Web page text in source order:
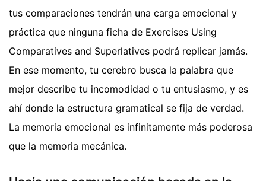
tus comparaciones tendrán una carga emocional y
práctica que ninguna ficha de Exercises Using
Comparatives and Superlatives podrá replicar jamás.
En ese momento, tu cerebro busca la palabra que
mejor describe tu incomodidad o tu entusiasmo, y es
ahí donde la estructura gramatical se fija de verdad.
La memoria emocional es infinitamente más poderosa
que la memoria mecánica.